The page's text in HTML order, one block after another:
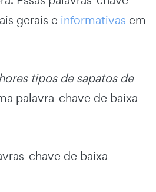
gerais e informativas em
tipos de sapatos de
palavra-chave de baixa
chave de baixa